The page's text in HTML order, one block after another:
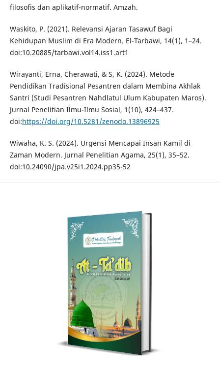
filosofis dan aplikatif-normatif. Amzah.‎
Waskito, P. (2021). Relevansi Ajaran Tasawuf Bagi
Kehidupan Muslim di Era Modern. El-‎Tarbawi, 14(1), 1–24.
doi:10.20885/tarbawi.vol14.iss1.art1‎
Wirayanti, Erna, Cherawati, & S, K. (2024). Metode
Pendidikan Tradisional Pesantren dalam ‎Membina Akhlak
Santri (Studi Pesantren Nahdlatul Ulum Kabupaten Maros).
Jurnal ‎Penelitian Ilmu-Ilmu Sosial, 1(10), 424–437.
doi:https://doi.org/10.5281/zenodo.13896925‎
Wiwaha, K. S. (2024). Urgensi Mencapai Insan Kamil di
Zaman Modern. Jurnal Penelitian ‎Agama, 25(1), 35–52.
doi:10.24090/jpa.v25i1.2024.pp35-52‎